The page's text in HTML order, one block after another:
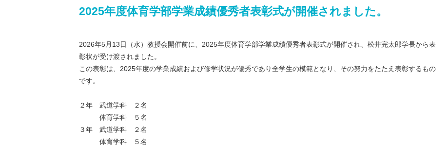
2025年度体育学部学業成績優秀者表彰式が開催されました。
2026年5月13日（水）教授会開催前に、2025年度体育学部学業成績優秀者表彰式が開催され、松井完太郎学長から表
彰状が受け渡されました。
この表彰は、2025年度の学業成績および修学状況が優秀であり全学生の模範となり、その努力をたたえ表彰するもの
です。
２年 武道学科 ２名
体育学科 ５名
３年 武道学科 ２名
体育学科 ５名